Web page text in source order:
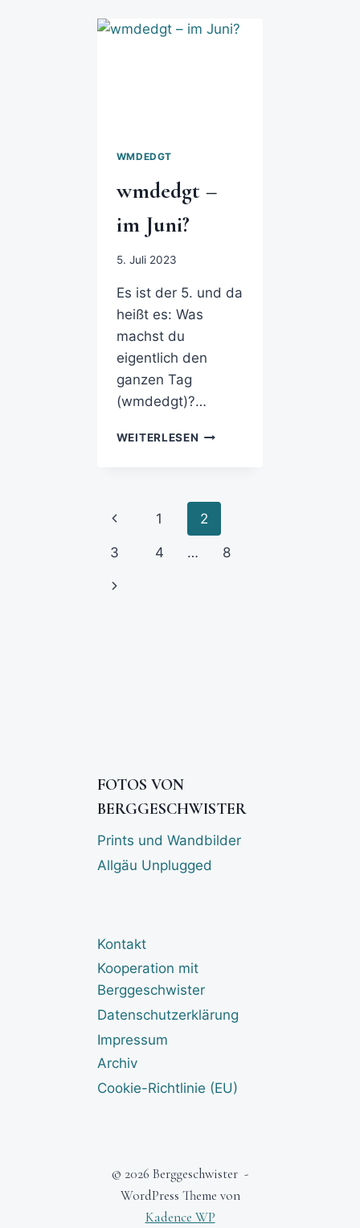
WMDEDGT
wmdedgt –
im Juni?
5. Juli 2023
Es ist der 5. und da
heißt es: Was
machst du
eigentlich den
ganzen Tag
(wmdedgt)?…
WEITERLESEN
1 2
3 4 … 8
FOTOS VON
BERGGESCHWISTER
Prints und Wandbilder
Allgäu Unplugged
Kontakt
Kooperation mit
Berggeschwister
Datenschutzerklärung
Impressum
Archiv
Cookie-Richtlinie (EU)
© 2026 Berggeschwister -
WordPress Theme von
Kadence WP